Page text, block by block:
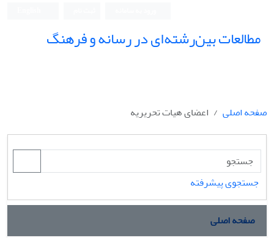
مطالعات بین‌رشته‌ای در رسانه و فرهنگ
صفحه اصلی اعضای هیات تحریریه
جستجوی پیشرفته
صفحه اصلی